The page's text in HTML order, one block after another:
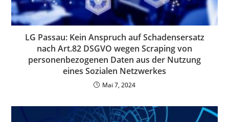
LG Passau: Kein Anspruch auf Schadensersatz
nach Art.82 DSGVO wegen Scraping von
personenbezogenen Daten aus der Nutzung
eines Sozialen Netzwerkes
Mai 7, 2024